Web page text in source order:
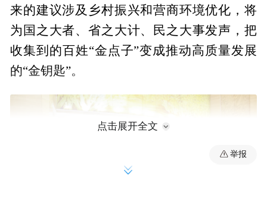
来的建议涉及乡村振兴和营商环境优化，将
为国之大者、省之大计、民之大事发声，把
收集到的百姓“金点子”变成推动高质量发展
的“金钥匙”。
点击展开全文
举报